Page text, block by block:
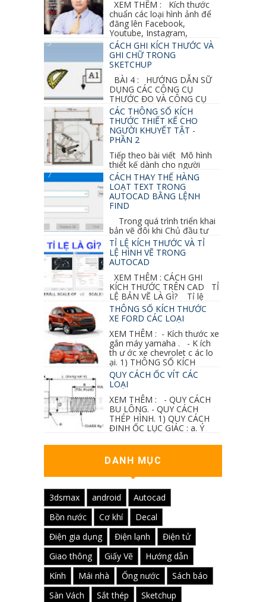
XEM THÊM : Kích thước
chuẩn các loại hình ảnh để
đăng lên Facebook,
Youtube, Instagram,
Linkedin, Pinterest...CÁCH GHI KÍCH THƯỚC VÀ
GHI CHỮ TRONG
SKETCHUP
BÀI 4 : HƯỚNG DẪN SỮ
DỤNG CÁC CÔNG CỤ
THƯỚC ĐO VÀ CÔNG CỤ
GHI CHỮ 2D, 3D TRONG SKETCHUP Ở bài
học trước ta đã...
CÁC THÔNG SỐ KÍCH
THƯỚC THIẾT KẾ CHO
NGƯỜI KHUYẾT TẬT -
PHẦN 2
Tiếp theo bài viết Mô hình
thiết kế dành cho người
khuyết tật ở phần 1 chúng ta cùng tìm hiểu
thêm các vấn đề và...
CÁCH THAY THẾ HÀNG
LOẠT TEXT TRONG
AUTOCAD BẰNG LỆNH
FIND
Trong quá trình triển khai
bản vẽ đôi khi Chủ đầu tư
thay đổi thiết kế hoặc do bản vẽ mình ghi chú
sai mục nào đó...
TỈ LỆ KÍCH THƯỚC VÀ TỈ
LỆ HÌNH VẼ TRONG
AUTOCAD
XEM THÊM : CÁCH GHI
KÍCH THƯỚC TRÊN CAD TỈ
LỆ BẢN VẼ LÀ GÌ? Tỉ lệ
của hình vẽ trong bản vẽ thiết kế kiến trúc...
THÔNG SỐ KÍCH THƯỚC
XE FORD CÁC LOẠI
XEM THÊM : - Kích thước xe
gắn máy yamaha . - K ích
th ư ớc xe chevrolet c ác lo
ại. 1) THÔNG SỐ KÍCH
QUY CÁCH ỐC VÍT CÁC
LOẠI
XEM THÊM : - QUY CÁCH
BU LÔNG. - QUY CÁCH
THÉP HÌNH. 1) QUY CÁCH
ĐINH ỐC LỤC GIÁC : a. Ý
DANH MỤC
3dsmax android
Autocad
Bồn nước
Cơ khí
Decal
Điện gia dụng
Điện lạnh
Điện tử
Giao thông
Giấy Vẽ
Hướng dẫn
Kính
Mái nhà Ống nước
Sách báo
Sàn Vách
Sắt thép
Sketchup